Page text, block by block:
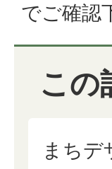
でご確認
この
まちデ